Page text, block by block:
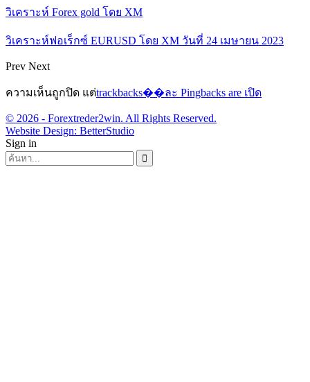
วิเคราะห์ Forex gold โดย XM
วิเคราะห์ฟอเร็กซ์ EURUSD โดย XM วันที่ 24 เมษายน 2023
Prev Next
ความเห็นถูกปิด แต่trackbacks��ละ Pingbacks are เปิด
© 2026 - Forextreder2win. All Rights Reserved.
Website Design: BetterStudio
Sign in